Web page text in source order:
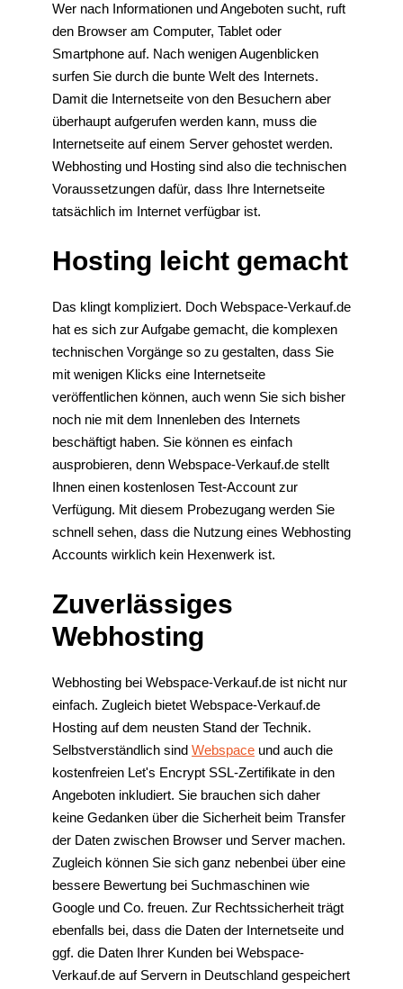
Wer nach Informationen und Angeboten sucht, ruft
den Browser am Computer, Tablet oder
Smartphone auf. Nach wenigen Augenblicken
surfen Sie durch die bunte Welt des Internets.
Damit die Internetseite von den Besuchern aber
überhaupt aufgerufen werden kann, muss die
Internetseite auf einem Server gehostet werden.
Webhosting und Hosting sind also die technischen
Voraussetzungen dafür, dass Ihre Internetseite
tatsächlich im Internet verfügbar ist.
Hosting leicht gemacht
Das klingt kompliziert. Doch Webspace-Verkauf.de
hat es sich zur Aufgabe gemacht, die komplexen
technischen Vorgänge so zu gestalten, dass Sie
mit wenigen Klicks eine Internetseite
veröffentlichen können, auch wenn Sie sich bisher
noch nie mit dem Innenleben des Internets
beschäftigt haben. Sie können es einfach
ausprobieren, denn Webspace-Verkauf.de stellt
Ihnen einen kostenlosen Test-Account zur
Verfügung. Mit diesem Probezugang werden Sie
schnell sehen, dass die Nutzung eines Webhosting
Accounts wirklich kein Hexenwerk ist.
Zuverlässiges
Webhosting
Webhosting bei Webspace-Verkauf.de ist nicht nur
einfach. Zugleich bietet Webspace-Verkauf.de
Hosting auf dem neusten Stand der Technik.
Selbstverständlich sind Webspace und auch die
kostenfreien Let's Encrypt SSL-Zertifikate in den
Angeboten inkludiert. Sie brauchen sich daher
keine Gedanken über die Sicherheit beim Transfer
der Daten zwischen Browser und Server machen.
Zugleich können Sie sich ganz nebenbei über eine
bessere Bewertung bei Suchmaschinen wie
Google und Co. freuen. Zur Rechtssicherheit trägt
ebenfalls bei, dass die Daten der Internetseite und
ggf. die Daten Ihrer Kunden bei Webspace-
Verkauf.de auf Servern in Deutschland gespeichert